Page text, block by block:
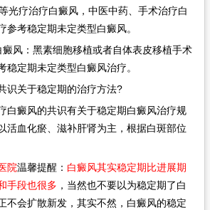
光疗治疗白癜风，中医中药、手术治疗白
参考稳定期未定类型白癜风。
：黑素细胞移植或者自体表皮移植手术
稳定期未定类型白癜风治疗。
关于稳定期的治疗方法?
癜风的共识有关于稳定期白癜风治疗规
活血化瘀、滋补肝肾为主，根据白斑部位
院温馨提醒： 白癜风其实稳定期比进展期
手段也很多 ，当然也不要以为稳定期了白
不会扩散新发，其实不然，白癜风的稳定